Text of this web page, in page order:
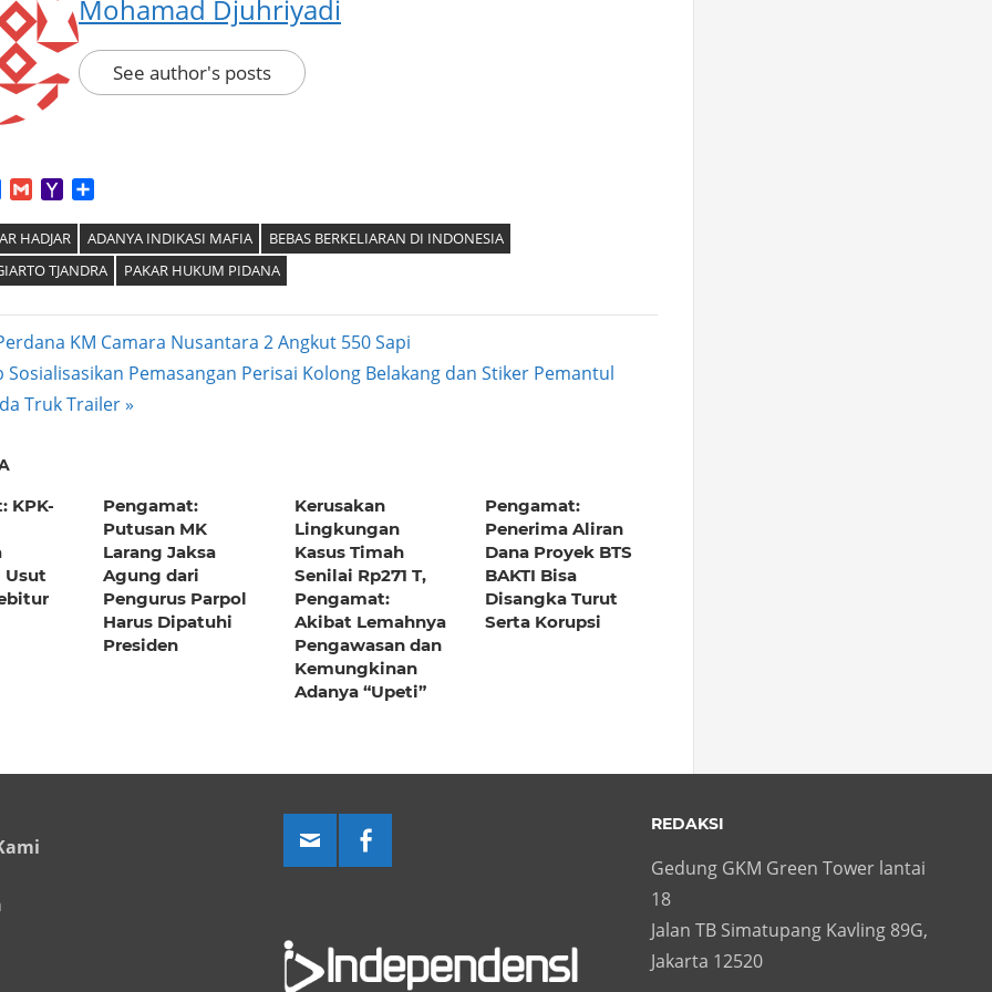
Mohamad Djuhriyadi
See author's posts
Facebook
GmailYahoo
HADJAR ADANYA INDIKASI MAFIA
BEBAS BERKELIARAN DI INDONESIA
TJANDRA
PAKAR HUKUM PIDANA
KM Camara Nusantara 2 Angkut 550 Sapi
Sosialisasikan Pemasangan Perisai Kolong Belakang dan Stiker Pemantul
Truk Trailer
KPK-
Usut
Pengamat:
Putusan MK
Larang Jaksa
Agung dari
Pengurus Parpol
Harus Dipatuhi
Presiden
Kerusakan
Lingkungan
Kasus Timah
Senilai Rp271 T,
Pengamat:
Akibat Lemahnya
Pengawasan dan
Kemungkinan
Adanya “Upeti”
Pengamat:
Penerima Aliran
Dana Proyek BTS
BAKTI Bisa
Disangka Turut
Serta Korupsi
REDAKSI
Gedung GKM Green Tower lantai
18
Jalan TB Simatupang Kavling 89G,
Jakarta 12520